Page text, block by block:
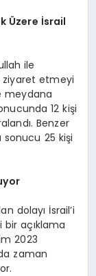
Üzere İsrail
ile
ziyaret etmeyi
meydana
12 kişi
Benzer
sonucu 25 kişi
dolayı İsrail’i
açıklama
2023
zaman